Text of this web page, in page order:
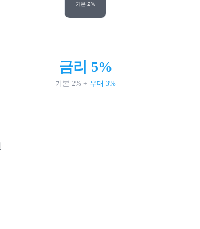
기본 2%
금리 5%
기본2% + 우대 3%